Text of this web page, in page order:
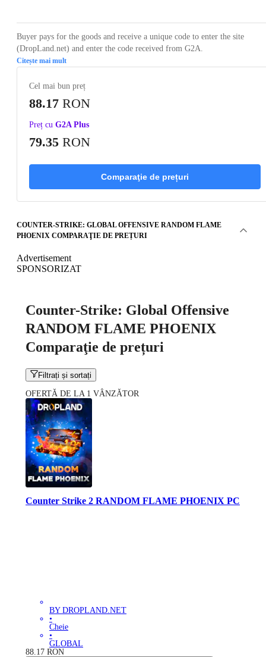
Buyer pays for the goods and receive a unique code to enter the site
(DropLand.net) and enter the code received from G2A.
Citește mai mult
Cel mai bun preț
88.17 RON
Preț cu G2A Plus
79.35 RON
Comparaţie de prețuri
COUNTER-STRIKE: GLOBAL OFFENSIVE RANDOM FLAME
PHOENIX COMPARAŢIE DE PREȚURI
Advertisement
SPONSORIZAT
Counter-Strike: Global Offensive
RANDOM FLAME PHOENIX
Comparaţie de prețuri
Filtrați și sortați
OFERTĂ DE LA 1 VÂNZĂTOR
Counter Strike 2 RANDOM FLAME PHOENIX PC
BY DROPLAND.NET
•
Cheie
•
GLOBAL
88.17 RON